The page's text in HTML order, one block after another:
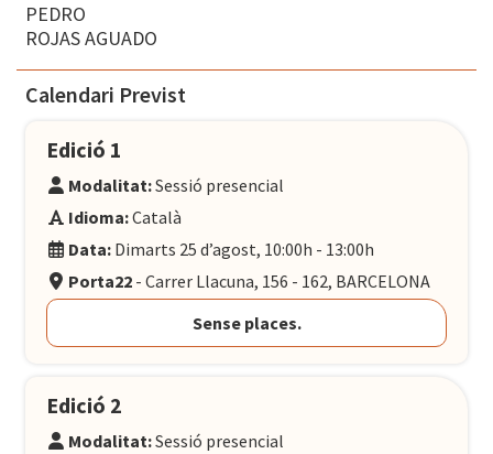
PEDRO
ROJAS AGUADO
Calendari Previst
Edició 1
Modalitat:Sessió presencial
Idioma:Català
Data: Dimarts 25 d’agost, 10:00h - 13:00h
Porta22 - Carrer Llacuna, 156 - 162, BARCELONA
Sense places.
Edició 2
Modalitat:Sessió presencial